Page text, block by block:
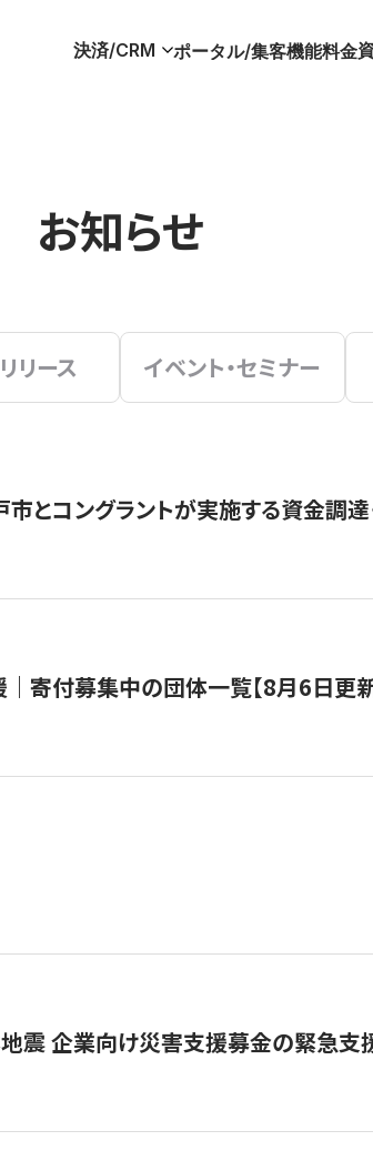
決済/CRM ポータル/集客機能料金
お知らせ
リース イベント・セミナー
市とコングラントが実施する資金調
寄付募集中の団体一覧【8月6日更新
地震 企業向け災害支援募金の緊急支